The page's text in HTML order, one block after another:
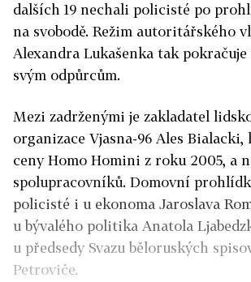
dalších 19 nechali policisté po
na svobodě. Režim autoritářského
Alexandra Lukašenka tak
svým odpůrcům.
Mezi zadrženými je zakladatel
organizace Vjasna-96 Ales Bialacki,
ceny Homo Homini z roku 2005, a
spolupracovníků. Domovní
policisté i u ekonoma Jaroslava
u bývalého politika Anatola
u předsedy Svazu běloruských
Petroviče.